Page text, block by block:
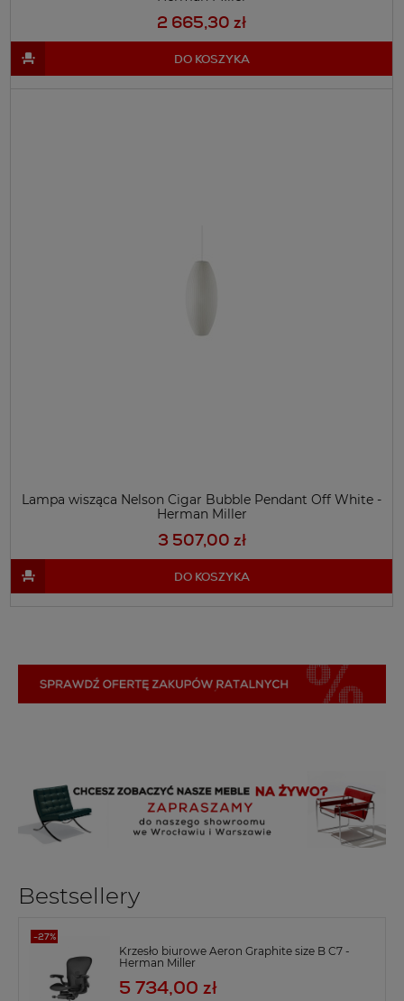
2 665,30 zł
DO KOSZYKA
Lampa wisząca Nelson Cigar Bubble Pendant Off White -
Herman Miller
3 507,00 zł
DO KOSZYKA
Bestsellery
Krzesło biurowe Aeron Graphite size B C7 -
Herman Miller
5 734,00 zł